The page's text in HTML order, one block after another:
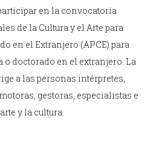
en la convocatoria
de la Cultura y el Arte para
en el Extranjero (APCE) para
o doctorado en el extranjero. La
a las personas intérpretes,
gestoras, especialistas e
y la cultura.